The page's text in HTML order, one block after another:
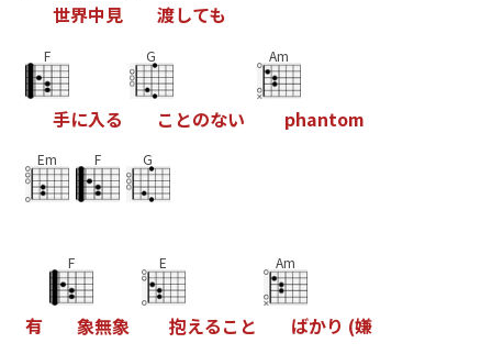
世界中見 渡しても
F
手に入る
G
こ とのない
Am
phantom
Em F G
有
F
象無象
E
抱えるこ と
Am
ばかり (嫌